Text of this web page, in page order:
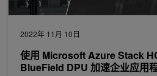
2022年 11月 10日
使用 Microsoft Azure Stack
BlueField DPU 加速企业应用